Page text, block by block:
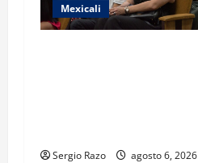
Mexicali
Sergio Razo
agosto 6, 2026